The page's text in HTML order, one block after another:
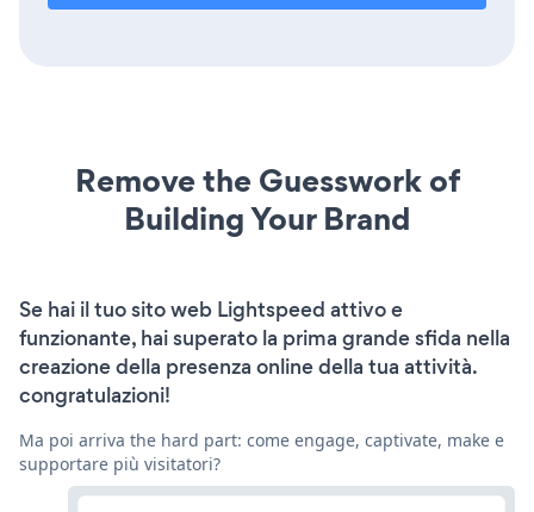
Remove the Guesswork of
Building Your Brand
Se hai il tuo sito web Lightspeed attivo e
funzionante, hai superato la prima grande sfida nella
creazione della presenza online della tua attività.
congratulazioni!
Ma poi arriva the hard part: come engage, captivate, make e
supportare più visitatori?